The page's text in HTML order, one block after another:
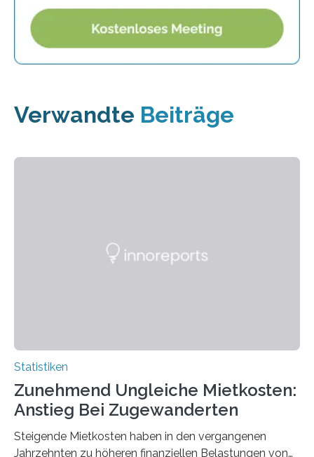
Verwandte Beiträge
Statistiken
Zunehmend Ungleiche Mietkosten:
Anstieg Bei Zugewanderten
Steigende Mietkosten haben in den vergangenen
Jahrzehnten zu höheren finanziellen Belastungen von